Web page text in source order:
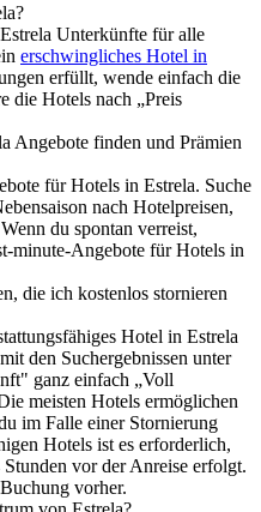
Unterkünfte für alle
erschwingliches Hotel in
erfüllt, wende einfach die
die Hotels nach „Preis
Angebote finden und Prämien
für Hotels in Estrela. Suche
nach Hotelpreisen,
du spontan verreist,
minute-Angebote für Hotels in
die ich kostenlos stornieren
Hotel in Estrela
den Suchergebnissen unter
ganz einfach „Voll
meisten Hotels ermöglichen
im Falle einer Stornierung
Hotels ist es erforderlich,
vor der Anreise erfolgt.
vorher.